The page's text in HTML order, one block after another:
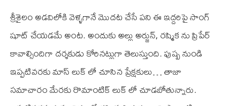
శ్రీశైలం అడవిలోకి వెళ్ళగానే మొదట చేసే పని ఈ ఇద్దరిపై సాంగ్
షూట్ చేయడమే అంట. అందుకు అల్లు అర్జున్, రష్మిక ను ప్రిపేర్
కావాల్సిందిగా దర్శకుడు కోరినట్లుగా తెలుస్తుంది. పుష్ప నుండి
ఇప్పటివరకు మాస్ లుక్ లో చూసిన ప్రేక్షకులు… తాజా
సమాచారం మేరకు రొమాంటిక్ లుక్ లో చూడబోతున్నారు.